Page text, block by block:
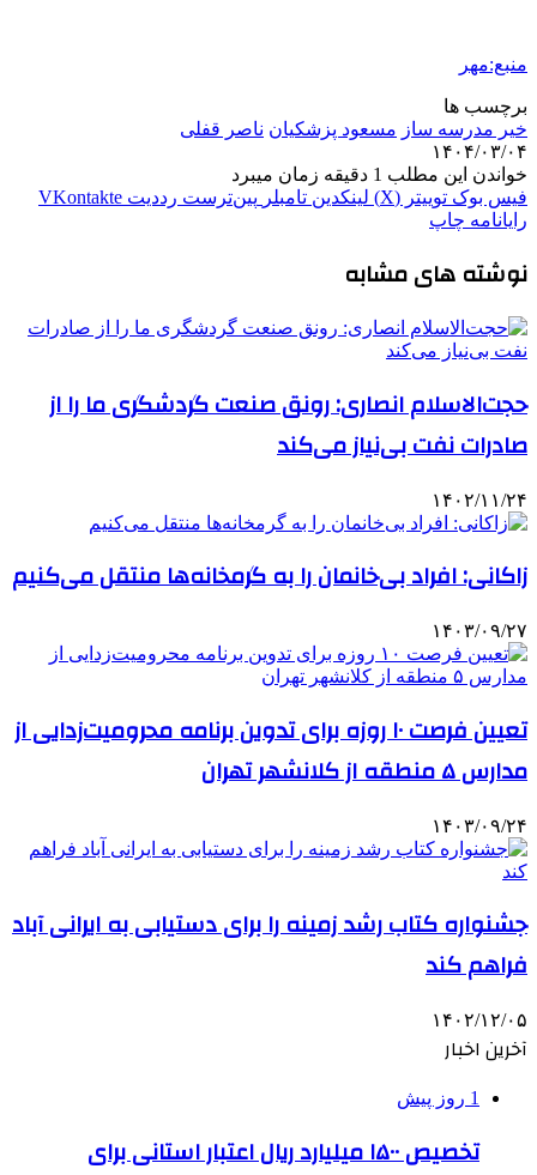
منبع:مهر
برچسب ها
خیر مدرسه ساز مسعود پزشکیان ناصر قفلی
۱۴۰۴/۰۳/۰۴
خواندن این مطلب 1 دقیقه زمان میبرد
فیس بوک توییتر (X) لینکدین ‫تامبلر ‫پین‌ترست ‫رددیت ‫VKontakte
رایانامه چاپ
نوشته های مشابه
حجت‌الاسلام انصاری: رونق صنعت گردشگری ما را از
صادرات نفت بی‌نیاز می‌کند
۱۴۰۲/۱۱/۲۴
زاکانی: افراد بی‌خانمان را به گرمخانه‌ها منتقل می‌کنیم
۱۴۰۳/۰۹/۲۷
تعیین فرصت ۱۰ روزه برای تدوین برنامه محرومیت‌زدایی از
مدارس ۵ منطقه از کلانشهر تهران
۱۴۰۳/۰۹/۲۴
جشنواره کتاب رشد زمینه را برای دستیابی به ایرانی آباد
فراهم کند
۱۴۰۲/۱۲/۰۵
آخرین اخبار
1 روز پیش
تخصیص ۱۵۰۰ میلیارد ریال اعتبار استانی برای